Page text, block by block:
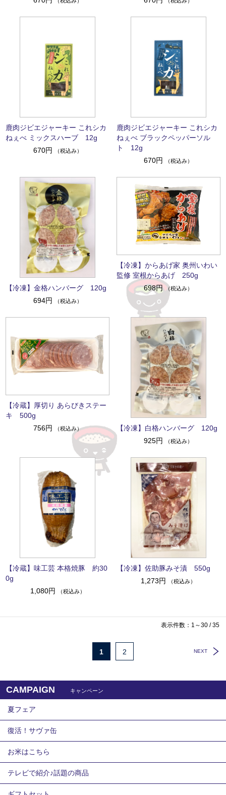
鹿肉ジビエジャーキー これシカ
ねぇべ ミックスハーブ 12g
670円
（税込み）
鹿肉ジビエジャーキー これシカ
ねぇべ ブラックペッパーソル
ト 12g
670円
（税込み）
【冷凍】金格ハンバーグ 120g
694円
（税込み）
【冷凍】からあげ家 奥州いわい
監修 室根からあげ 250g
698円
（税込み）
【冷蔵】厚切り あらびきステー
キ 500g
756円
（税込み）
【冷凍】白格ハンバーグ 120g
925円
（税込み）
【冷蔵】味工芸 本格焼豚 約30
0g
1,080円
（税込み）
【冷凍】佐助豚みそ漬 550g
1,273円
（税込み）
表示件数：1～30 / 35
NEXT
1 2
CAMPAIGN キャンペーン
夏フェア
復活！サヴァ缶
お米はこちら
テレビで紹介♪話題の商品